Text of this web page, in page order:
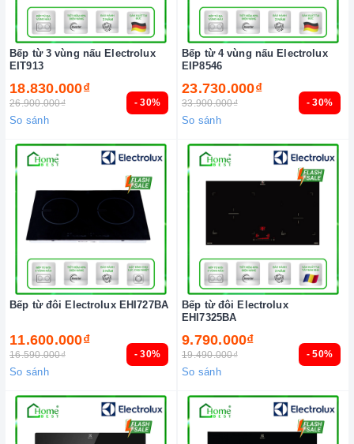
- 30%
Bếp từ 3 vùng nấu Electrolux
EIT913
18.830.000₫
26.900.000₫
So sánh
- 30%
Bếp từ 4 vùng nấu Electrolux
EIP8546
23.730.000₫
33.900.000₫
So sánh
- 30%
Bếp từ đôi Electrolux EHI727BA
11.600.000₫
16.590.000₫
So sánh
- 50%
Bếp từ đôi Electrolux
EHI7325BA
9.790.000₫
19.490.000₫
So sánh